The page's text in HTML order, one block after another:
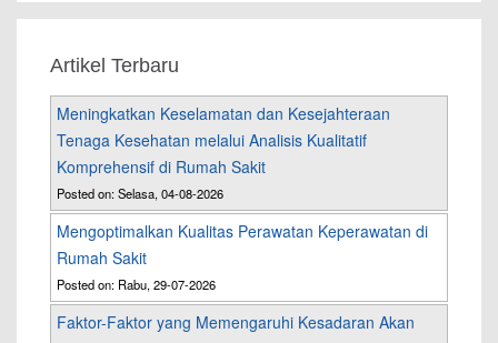
Artikel Terbaru
Meningkatkan Keselamatan dan Kesejahteraan
Tenaga Kesehatan melalui Analisis Kualitatif
Komprehensif di Rumah Sakit
Posted on: Selasa, 04-08-2026
Mengoptimalkan Kualitas Perawatan Keperawatan di
Rumah Sakit
Posted on: Rabu, 29-07-2026
Faktor-Faktor yang Memengaruhi Kesadaran Akan